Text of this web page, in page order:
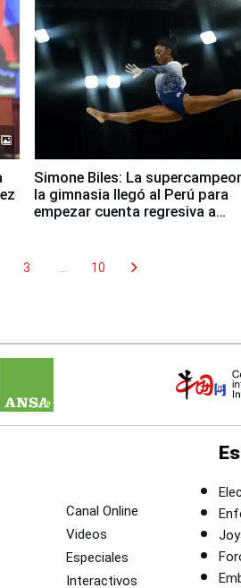
Simone Biles: La
la gimnasia llegó al Perú para
empezar cuenta regresiva a
3 10 chevron_right
Canal Online
Videos
Especiales
Interactivos